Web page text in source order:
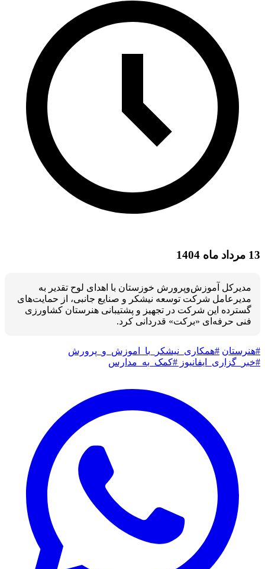
13 مرداد ماه 1404
مدیرکل آموزش‌وپرورش خوزستان با اهدای لوح تقدیر به
مدیرعامل شرکت توسعه نیشکر و صنایع جانبی، از حمایت‌های
گسترده این شرکت در تجهیز و پشتیبانی هنرستان کشاورزی
فنی حرفه‌ای «برکت» قدردانی کرد.
#هنرستان #همکاری_نیشکر_با_اموزش_و_پرورش
#خبر_گزاری_ایفانیوز #کمک_به_مدارس